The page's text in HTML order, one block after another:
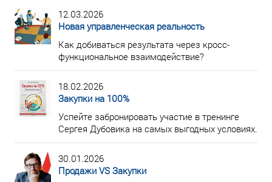
12.03.2026
Новая управленческая реальность
Как добиваться результата через кросс-
функциональное взаимодействие?
18.02.2026
Закупки на 100%
Успейте забронировать участие в тренинге
Сергея Дубовика на самых выгодных условиях.
30.01.2026
Продажи VS Закупки